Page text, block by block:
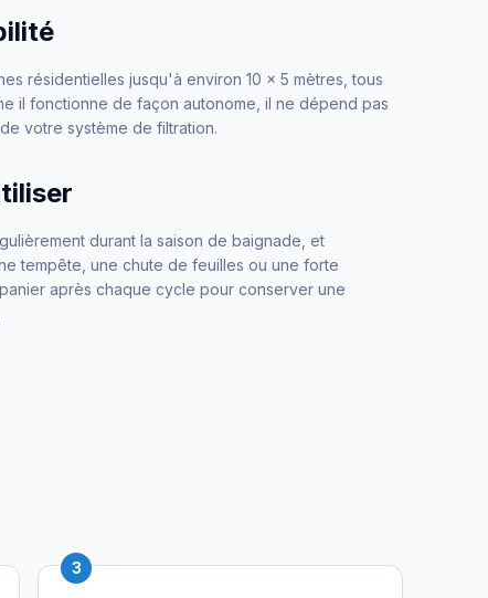
résidentielles jusqu'à environ 10 × 5 mètres, tous
il fonctionne de façon autonome, il ne dépend pas
votre système de filtration.
durant la saison de baignade, et
tempête, une chute de feuilles ou une forte
après chaque cycle pour conserver une
3